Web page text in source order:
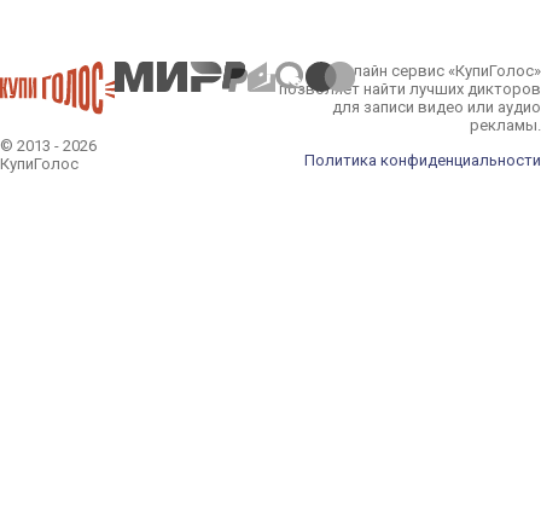
© 2013 - 2026
КупиГолос
Онлайн сервис «КупиГолос»
позволяет найти лучших дикторов
для записи видео или аудио
рекламы.
Политика конфиденциальности